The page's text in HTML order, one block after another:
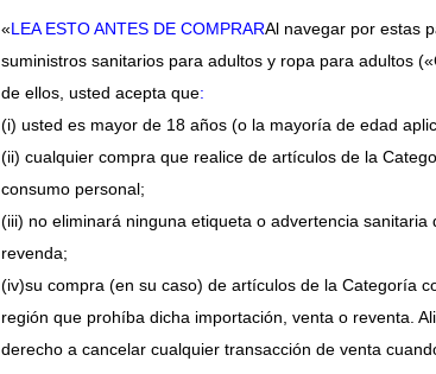
«LEA ESTO ANTES DE COMPRARAl navegar por estas
suministros sanitarios para adultos y ropa para adultos
de ellos, usted acepta que:
(i) usted es mayor de 18 años (o la mayoría de edad
(ii) cualquier compra que realice de artículos de la
consumo personal;
(iii) no eliminará ninguna etiqueta o advertencia
revenda;
(iv)su compra (en su caso) de artículos de la Categoría
región que prohíba dicha importación, venta o reventa.
derecho a cancelar cualquier transacción de venta